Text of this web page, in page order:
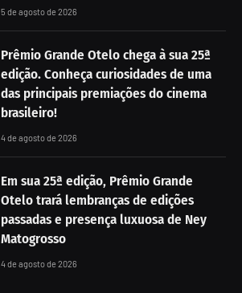
5 de agosto de 2026
Prêmio Grande Otelo chega à sua 25ª
edição. Conheça curiosidades de uma
das principais premiações do cinema
brasileiro!
4 de agosto de 2026
Em sua 25ª edição, Prêmio Grande
Otelo trará lembranças de edições
passadas e presença luxuosa de Ney
Matogrosso
4 de agosto de 2026